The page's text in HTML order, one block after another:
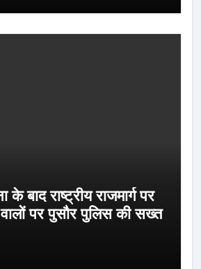
बाद राष्ट्रीय राजमार्ग पर
पर पुसौर पुलिस की सख्त